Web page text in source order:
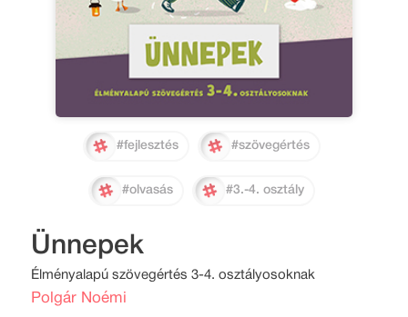
#fejlesztés #szövegértés
#olvasás #3.-4. osztály
Ünnepek
Élményalapú szövegértés 3-4. osztályosoknak
Polgár Noémi